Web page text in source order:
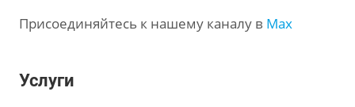
Присоединяйтесь к нашему каналу в Max
Услуги